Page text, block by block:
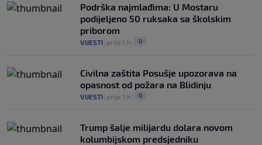
Podrška najmlađima: U Mostaru
podijeljeno 50 ruksaka sa školskim
priborom
VIJESTI prije 1 h 0
Civilna zaštita Posušje upozorava na
opasnost od požara na Blidinju
VIJESTI prije 1 h 0
Trump šalje milijardu dolara novom
kolumbijskom predsjedniku